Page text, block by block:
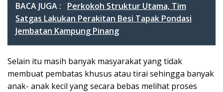
BACA JUGA :
Perkokoh Struktur Utama, Tim
Satgas Lakukan Perakitan Besi Tapak Pondasi
Jembatan Kampung Pinang
Selain itu masih banyak masyarakat yang tidak
membuat pembatas khusus atau tirai sehingga banyak
anak- anak kecil yang secara bebas melihat proses